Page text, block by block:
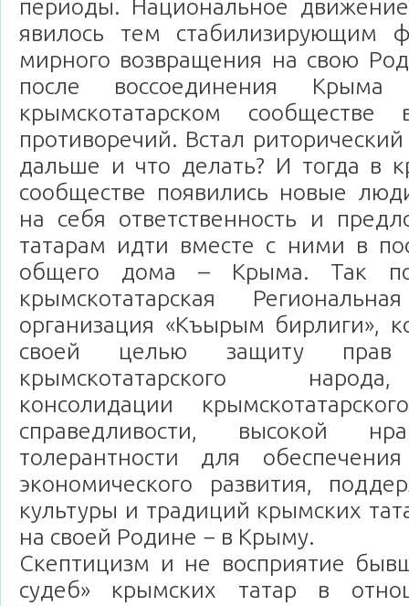
периоды. Национальное
явилось тем стабилизирующим
мирного возвращения на свою
после воссоединения
крымскотатарском сообществе
противоречий. Встал
дальше и что делать? И тогда в
сообществе появились новые
на себя ответственность и
татарам идти вместе с ними в
общего дома – Крыма. Так
крымскотатарская
организация «Къырым бирлиги»,
своей целью защиту
крымскотатарского
консолидации
справедливости, высокой
толерантности для
экономического развития,
культуры и традиций крымских
на своей Родине − в Крыму.
Скептицизм и не восприятие
судеб» крымских татар в